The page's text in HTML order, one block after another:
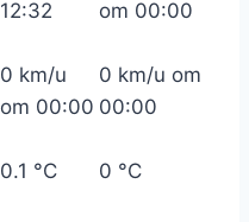
12:32
0 km/u
om 00:00
0.1 °C
om 00:00
0 km/u om
00:00
0 °C